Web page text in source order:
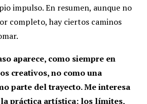
impulso. En resumen, aunque no
completo, hay ciertos caminos
aparece, como siempre en
creativos, no como una
parte del trayecto. Me interesa
práctica artística: los límites,